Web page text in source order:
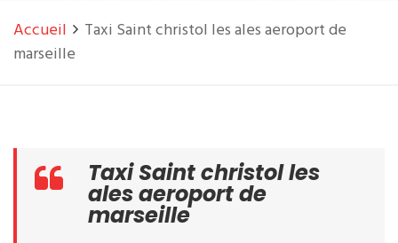
Accueil
Taxi Saint christol les ales aeroport de
marseille
Taxi Saint christol les
ales aeroport de
marseille